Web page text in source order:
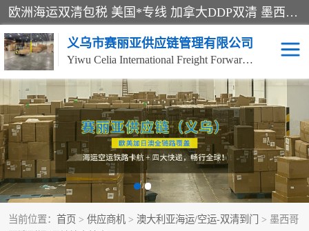
欧洲海运双清包税 美国*专线 加拿大DDP双清 墨西哥跨境空运 澳大利亚专线物流 跨境电商物流服务 国际快递到门服务 海运*渠道 一站式跨境物流解决方案 TikTok/SHEIN专线 电商平台FBA头程运输 国际铁路运输欧洲 UPS/DDHL/联邦快递跨境 美国双清到门物流 跨境*运输
义乌市赛丽亚供应链管理有限公司
Yiwu Celia International Freight Forwarding Co., Ltd
当前位置： 首页 > 供应商机 > 澳大利亚海运/空运-双清到门
> 墨西哥
美森快船 欧洲卡航
加拿大海运/空运-双清到
门
澳大利亚海运/空运-双清
到门
墨西哥海运/空运-双清到
门